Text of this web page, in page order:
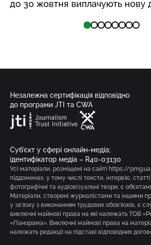
до 30 жовтня виплачують нову
Незалежна сертифікація відповідно
до програми JTI та CWA
Суб’єкт у сфері онлайн-медіа;
ідентифікатор медіа – R40-03130
Усі матеріали, розміщені на сайті https://
піддоменах, у тому числі тексти, інтерв’ю,
фотографічні та аудіовізуальні твори, є
Матеріали, створені журналістами та іншими
у зв’язку з виконанням трудових обов’язків, є
виключні майнові права на які належать ТОВ
«Панорама». Виключні майнові права на
належать редакції на підставі відповідних